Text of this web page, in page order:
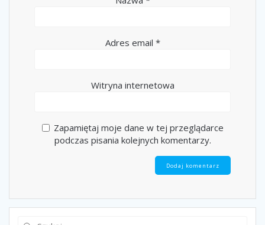
Adres email *
Witryna internetowa
Zapamiętaj moje dane w tej przeglądarce
podczas pisania kolejnych komentarzy.